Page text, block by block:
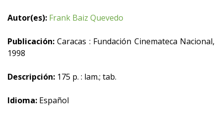
Autor(es): Frank Baiz Quevedo
Publicación: Caracas : Fundación Cinemateca Nacional,
1998
Descripción: 175 p. : lam.; tab.
Idioma: Español